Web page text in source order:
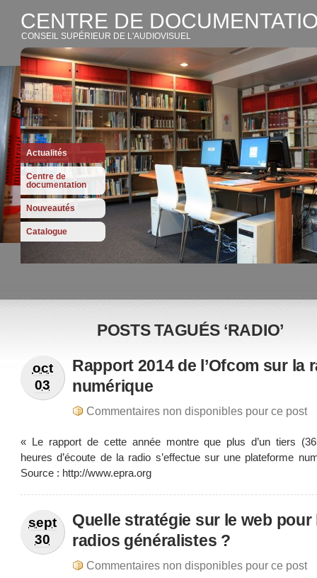
CENTRE DE
CONSEIL SUPÉRIEUR DE L'AUDIOVISUEL
Actualités
Centre de
documentation
Nouveautés
Catalogue
POSTS TAGUÉS ‘RADIO’
oct
03
Rapport 2014 de l’Ofcom sur ​​la
numérique
Commentaires non disponibles pour ce post
« Le rapport de cette année montre que plus d’un tiers
heures d’écoute de la radio s’effectue sur une plateforme
Source : http://www.epra.org
sept
30
Quelle stratégie sur le web pour
radios généralistes ?
Commentaires non disponibles pour ce post